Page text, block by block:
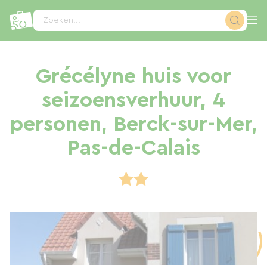
Zoeken...
Grécélyne huis voor
seizoensverhuur, 4
personen, Berck-sur-Mer,
Pas-de-Calais
Cookies beheer paneel